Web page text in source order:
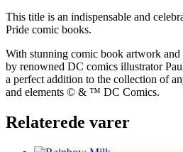
This title is an indispensable and
Pride comic books.
With stunning comic book artwork
by renowned DC comics illustrator
a perfect addition to the collection of
and elements © & ™ DC Comics.
Relaterede varer